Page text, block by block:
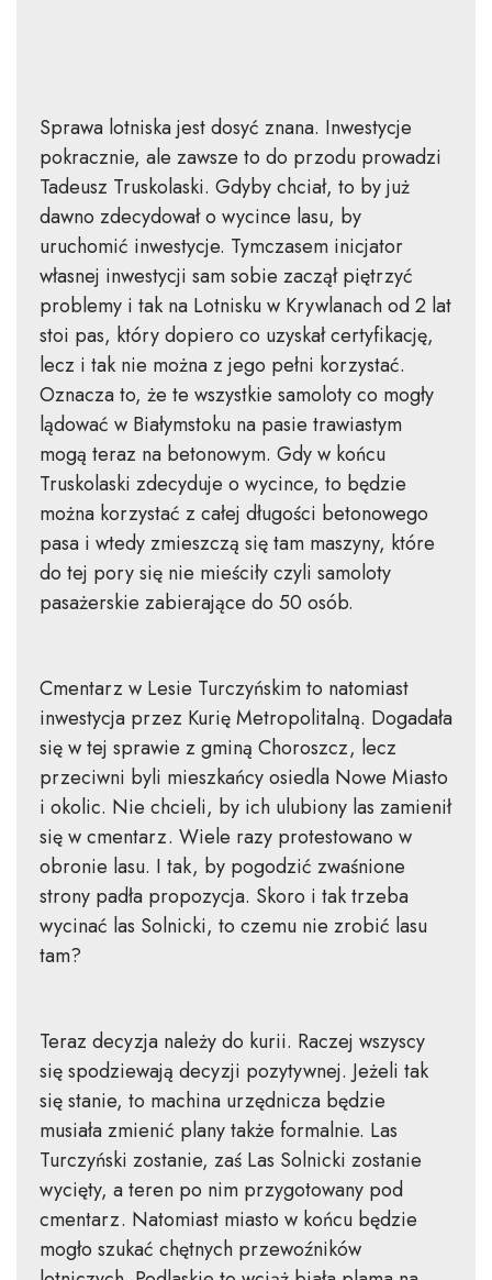
Sprawa lotniska jest dosyć znana. Inwestycje
pokracznie, ale zawsze to do przodu prowadzi
Tadeusz Truskolaski. Gdyby chciał, to by już
dawno zdecydował o wycince lasu, by
uruchomić inwestycje. Tymczasem inicjator
własnej inwestycji sam sobie zaczął piętrzyć
problemy i tak na Lotnisku w Krywlanach od 2 lat
stoi pas, który dopiero co uzyskał certyfikację,
lecz i tak nie można z jego pełni korzystać.
Oznacza to, że te wszystkie samoloty co mogły
lądować w Białymstoku na pasie trawiastym
mogą teraz na betonowym. Gdy w końcu
Truskolaski zdecyduje o wycince, to będzie
można korzystać z całej długości betonowego
pasa i wtedy zmieszczą się tam maszyny, które
do tej pory się nie mieściły czyli samoloty
pasażerskie zabierające do 50 osób.
Cmentarz w Lesie Turczyńskim to natomiast
inwestycja przez Kurię Metropolitalną. Dogadała
się w tej sprawie z gminą Choroszcz, lecz
przeciwni byli mieszkańcy osiedla Nowe Miasto
i okolic. Nie chcieli, by ich ulubiony las zamienił
się w cmentarz. Wiele razy protestowano w
obronie lasu. I tak, by pogodzić zwaśnione
strony padła propozycja. Skoro i tak trzeba
wycinać las Solnicki, to czemu nie zrobić lasu
tam?
Teraz decyzja należy do kurii. Raczej wszyscy
się spodziewają decyzji pozytywnej. Jeżeli tak
się stanie, to machina urzędnicza będzie
musiała zmienić plany także formalnie. Las
Turczyński zostanie, zaś Las Solnicki zostanie
wycięty, a teren po nim przygotowany pod
cmentarz. Natomiast miasto w końcu będzie
mogło szukać chętnych przewoźników